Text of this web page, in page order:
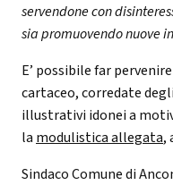
servendone con
sia promuovendo nuove
E’ possibile far
cartaceo, corredate
illustrativi idonei a
la modulistica allegata,
Sindaco Comune di